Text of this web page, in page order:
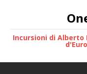
Incursioni di